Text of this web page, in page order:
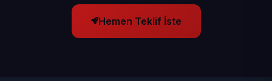
Hemen Teklif İste